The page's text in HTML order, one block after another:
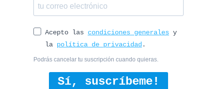
Acepto las condiciones generales y
la política de privacidad .
Podrás cancelar tu suscripción cuando quieras.
Sí, suscríbeme!